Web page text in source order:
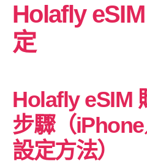
Holafly
定
Holafly eSIM
步驟（
設定方法）